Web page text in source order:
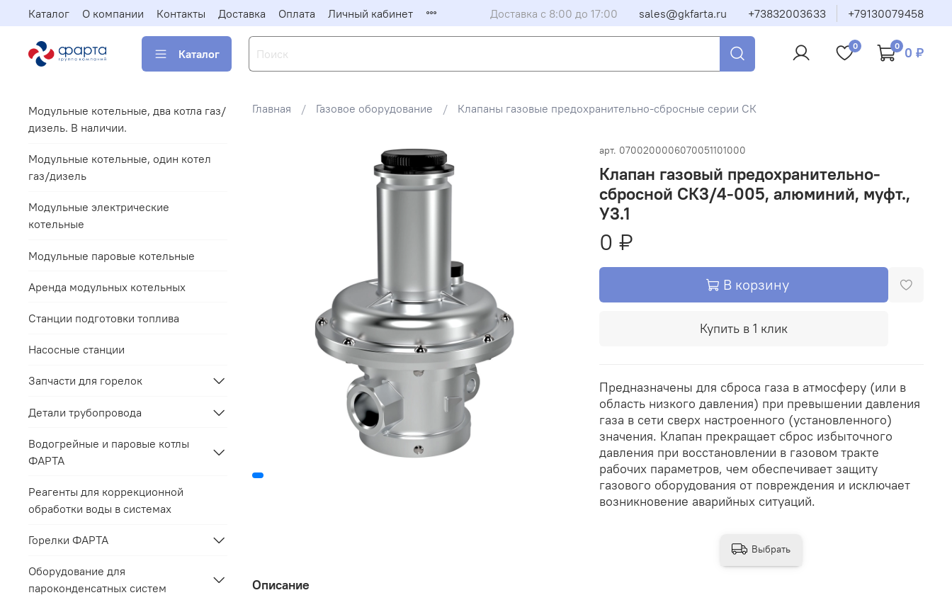
Каталог О компании Контакты Доставка Оплата Личный кабинет Доставка с 8:00 до 17:00 sales@gkfarta.ru +73832003633 +79130079458
Каталог
0 0 0 ₽
Главная Газовое оборудование Клапаны газовые предохранительно-сбросные серии СК
арт. 0700200006070051101000
Клапан газовый предохранительно-
сбросной СК3/4-005, алюминий, муфт.,
У3.1
0 ₽
В корзину
Купить в 1 клик
Предназначены для сброса газа в атмосферу (или в
область низкого давления) при превышении давления
газа в сети сверх настроенного (установленного)
значения. Клапан прекращает сброс избыточного
давления при восстановлении в газовом тракте
рабочих параметров, чем обеспечивает защиту
газового оборудования от повреждения и исключает
возникновение аварийных ситуаций.
Описание
Выбрать
Модульные котельные, два котла газ/
дизель. В наличии.
Модульные котельные, один котел
газ/дизель
Модульные электрические
котельные
Модульные паровые котельные
Аренда модульных котельных
Станции подготовки топлива
Насосные станции
Запчасти для горелок
Детали трубопровода
Водогрейные и паровые котлы
ФАРТА
Реагенты для коррекционной
обработки воды в системах
Горелки ФАРТА
Оборудование для
пароконденсатных систем